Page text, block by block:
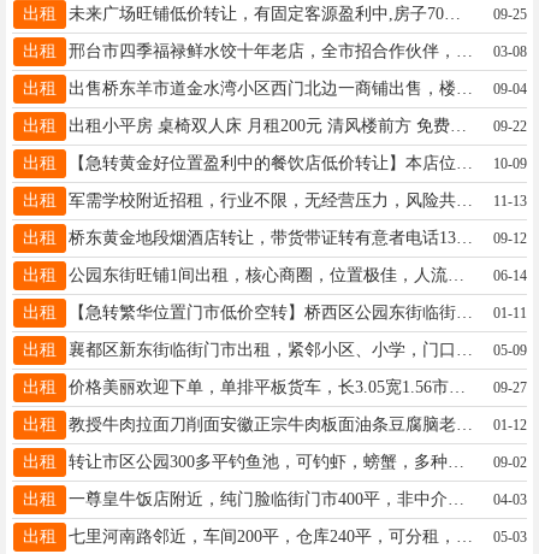
出租 未来广场旺铺低价转让，有固定客源盈利中,房子70平,带2个月房租,有意者面谈，中介勿扰,电话：19912099444 09-25
出租 03-08
出租 09-04
出租 出租小平房 桌椅双人床 月租200元 清风楼前方 免费停车位 出入很通畅 13482966668 09-22
出租 10-09
出租 军需学校附近招租，行业不限，无经营压力，风险共单，利益共享。免房租模式10-450平自由选择电话13722947453 11-13
出租 桥东黄金地段烟酒店转让，带货带证转有意者电话13211093333 09-12
出租 公园东街旺铺1间出租，核心商圈，位置极佳，人流量大，停车方便，房东一手无转让费。15003393638，非诚勿扰！ 06-14
出租 【急转繁华位置门市低价空转】桥西区公园东街临街位置40平，19003297606 01-11
出租 05-09
出租 价格美丽欢迎下单，单排平板货车，长3.05宽1.56市区优惠，☎17320857570搬家拉货均可。 09-27
出租 教授牛肉拉面刀削面安徽正宗牛肉板面油条豆腐脑老豆腐包子肉夹馍凉皮火烧米线技术手把手教包学会18330970691陈师傅 01-12
出租 转让市区公园300多平钓鱼池，可钓虾，螃蟹，多种经营，摆摊地方大，有屋子，月租500也可合作，电话15532985110 09-02
出租 04-03
出租 05-03